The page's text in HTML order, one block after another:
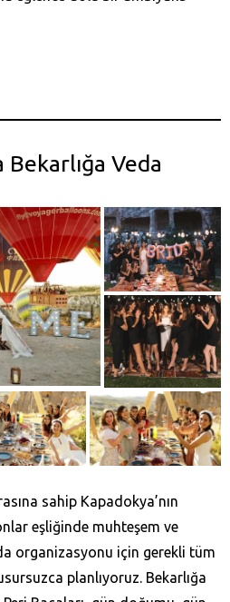
Bekarlığa Veda
sahip Kapadokya’nın
eşliğinde muhteşem ve
organizasyonu için gerekli tüm
planlıyoruz. Bekarlığa